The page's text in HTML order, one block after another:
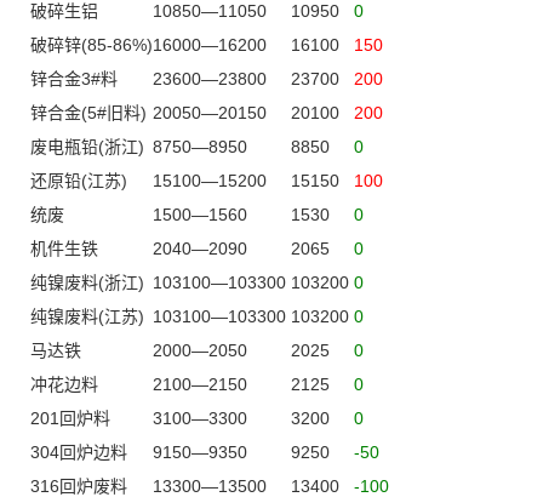
破碎生铝
10850—11050 10950
0
破碎锌(85-86%)16000—16200 16100
150
锌合金3#料
23600—23800 23700
200
锌合金(5#旧料) 20050—20150 20100
200
废电瓶铅(浙江) 8750—8950 8850
0
还原铅(江苏)
15100—15200 15150
100
统废
1500—1560 1530
0
机件生铁
2040—2090 2065
0
纯镍废料(浙江) 103100—103300 103200 0
纯镍废料(江苏) 103100—103300 103200 0
马达铁
2000—2050 2025
0
冲花边料
2100—2150 2125
0
201回炉料
3100—3300 3200
0
304回炉边料
9150—9350 9250
-50
316回炉废料
13300—13500 13400
-100